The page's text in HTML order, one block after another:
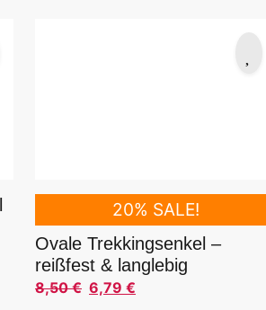
20% SALE!
Ovale Trekkingsenkel –
reißfest & langlebig
8,50€
Ursprünglicher Preis war: 8,50 €
6,79 €
Aktueller Preis ist: 6,79 €.